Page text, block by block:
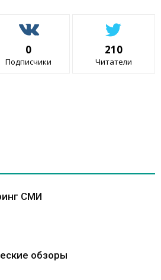
0
Подписчики
210
Читатели
СМИ
обзоры